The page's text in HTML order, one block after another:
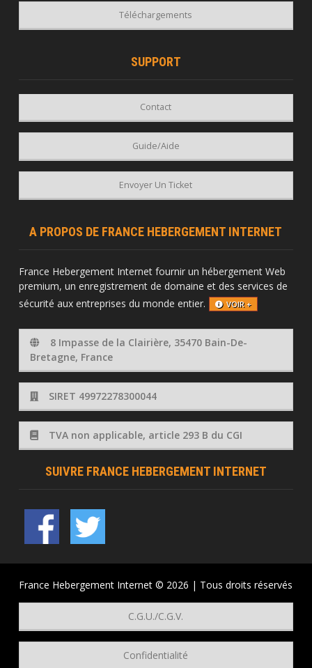
Téléchargements
SUPPORT
Contact
Envoyer Un Ticket
Guide/Aide
A PROPOS DE FRANCE HEBERGEMENT INTERNET
France Hebergement Internet fournir un hébergement Web
premium, un enregistrement de domaine et des services de
sécurité aux entreprises du monde entier.
VOIR +
8 Impasse de la Clairière, 35470 Bain-De-
Bretagne, France
SIRET 49972278300044
TVA non applicable, article 293 B du CGI
SUIVRE FRANCE HEBERGEMENT INTERNET
France Hebergement Internet © 2026 | Tous droits réservés
C.G.U./C.G.V.
Confidentialité